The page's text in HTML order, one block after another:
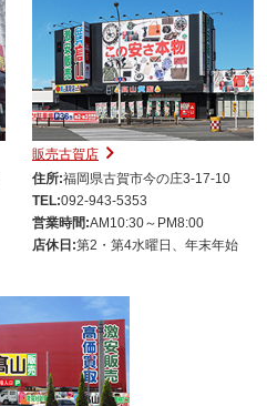
販売古賀店
住所:福岡県古賀市今の庄3-17-10
TEL:092-943-5353
営業時間:AM10:30～PM8:00
店休日:第2・第4水曜日、年末年始